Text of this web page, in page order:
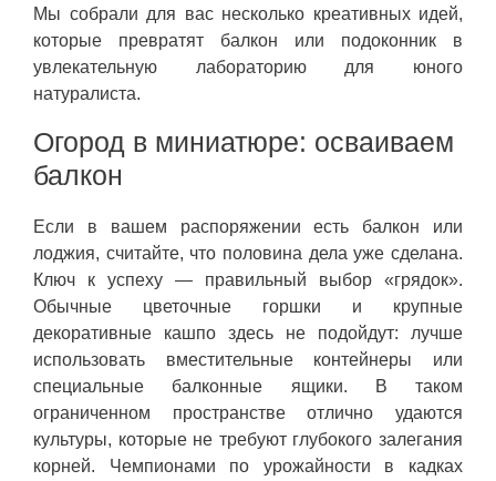
Мы собрали для вас несколько креативных идей,
которые превратят балкон или подоконник в
увлекательную лабораторию для юного
натуралиста.
Огород в миниатюре: осваиваем
балкон
Если в вашем распоряжении есть балкон или
лоджия, считайте, что половина дела уже сделана.
Ключ к успеху — правильный выбор «грядок».
Обычные цветочные горшки и крупные
декоративные кашпо здесь не подойдут: лучше
использовать вместительные контейнеры или
специальные балконные ящики. В таком
ограниченном пространстве отлично удаются
культуры, которые не требуют глубокого залегания
корней. Чемпионами по урожайности в кадках